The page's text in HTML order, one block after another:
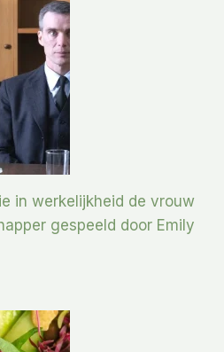
in werkelijkheid de vrouw
gespeeld door Emily